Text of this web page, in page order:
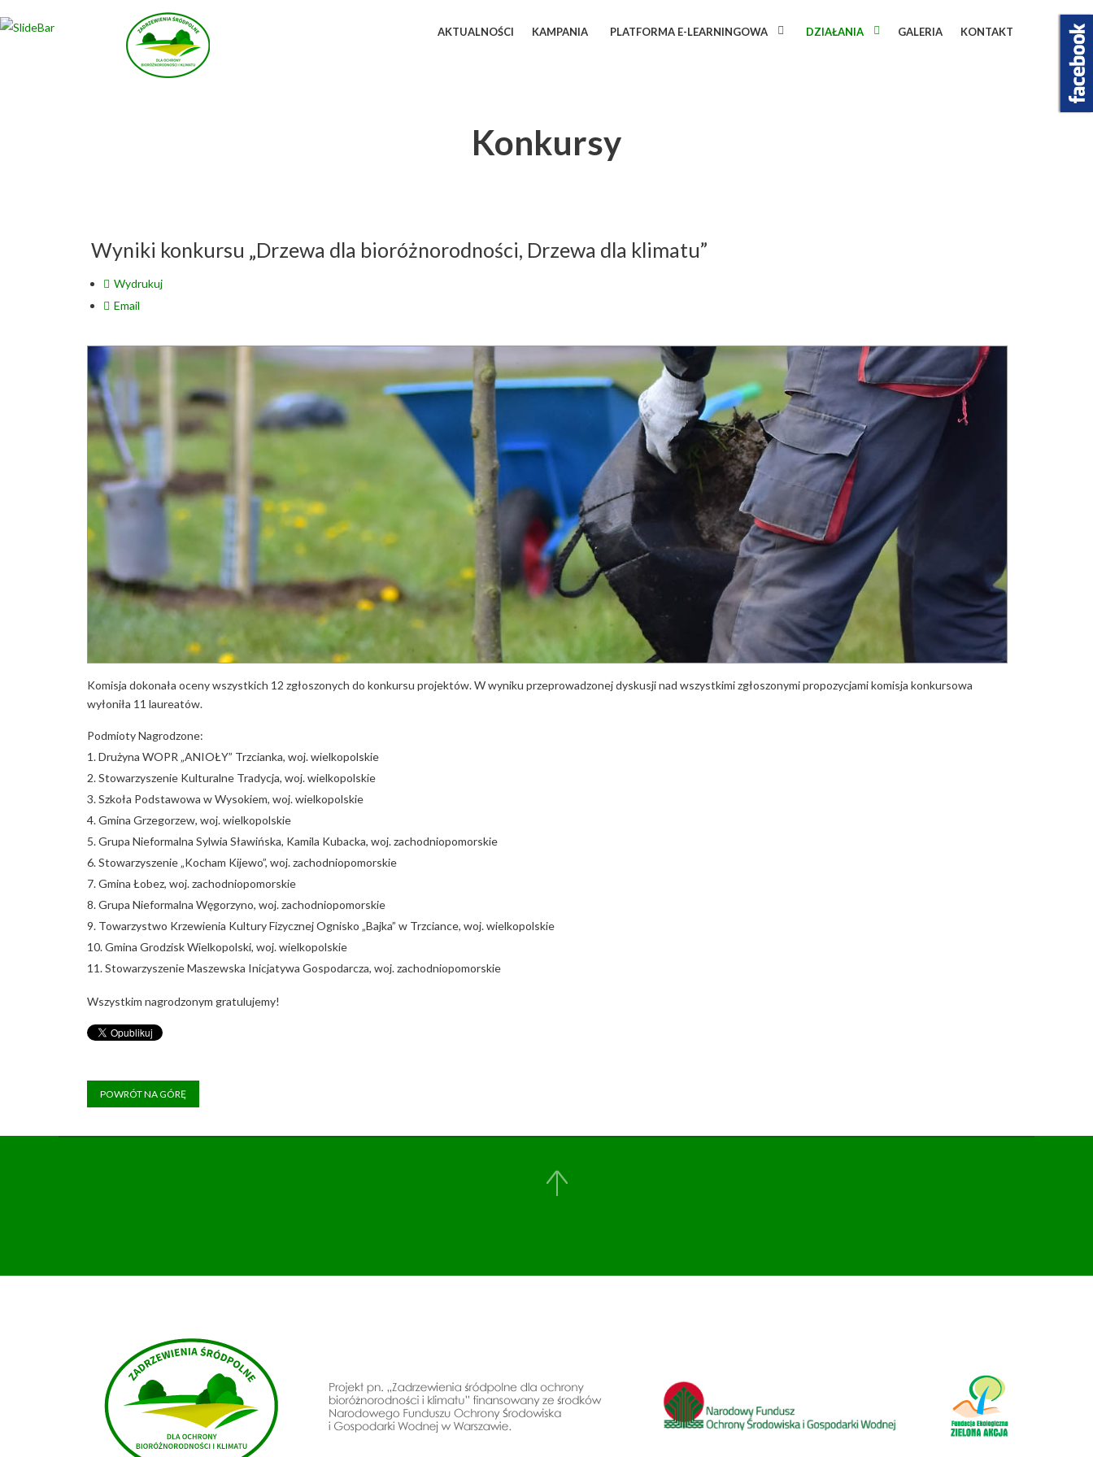
AKTUALNOŚCI KAMPANIA PLATFORMA E-LEARNINGOWA DZIAŁANIA GALERIA KONTAKT
Konkursy
Wyniki konkursu „Drzewa dla bioróżnorodności, Drzewa dla klimatu”
Wydrukuj
Email
Komisja dokonała oceny wszystkich 12 zgłoszonych do konkursu projektów. W wyniku przeprowadzonej dyskusji nad wszystkimi zgłoszonymi propozycjami komisja konkursowa
wyłoniła 11 laureatów.
Podmioty Nagrodzone:
1. Drużyna WOPR „ANIOŁY” Trzcianka, woj. wielkopolskie
2. Stowarzyszenie Kulturalne Tradycja, woj. wielkopolskie
3. Szkoła Podstawowa w Wysokiem, woj. wielkopolskie
4. Gmina Grzegorzew, woj. wielkopolskie
5. Grupa Nieformalna Sylwia Sławińska, Kamila Kubacka, woj. zachodniopomorskie
6. Stowarzyszenie „Kocham Kijewo”, woj. zachodniopomorskie
7. Gmina Łobez, woj. zachodniopomorskie
8. Grupa Nieformalna Węgorzyno, woj. zachodniopomorskie
9. Towarzystwo Krzewienia Kultury Fizycznej Ognisko „Bajka” w Trzciance, woj. wielkopolskie
10. Gmina Grodzisk Wielkopolski, woj. wielkopolskie
11. Stowarzyszenie Maszewska Inicjatywa Gospodarcza, woj. zachodniopomorskie
Wszystkim nagrodzonym gratulujemy!
POWRÓT NA GÓRĘ
Wybierz projekt
który Cię interesuje